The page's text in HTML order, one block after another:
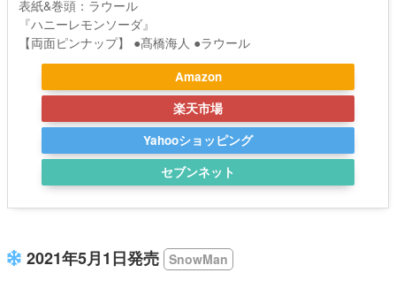
表紙&巻頭：ラウール
『ハニーレモンソーダ』
【両面ピンナップ】 ●髙橋海人 ●ラウール
Amazon
楽天市場
Yahooショッピング
セブンネット
2021年5月1日発売 SnowMan